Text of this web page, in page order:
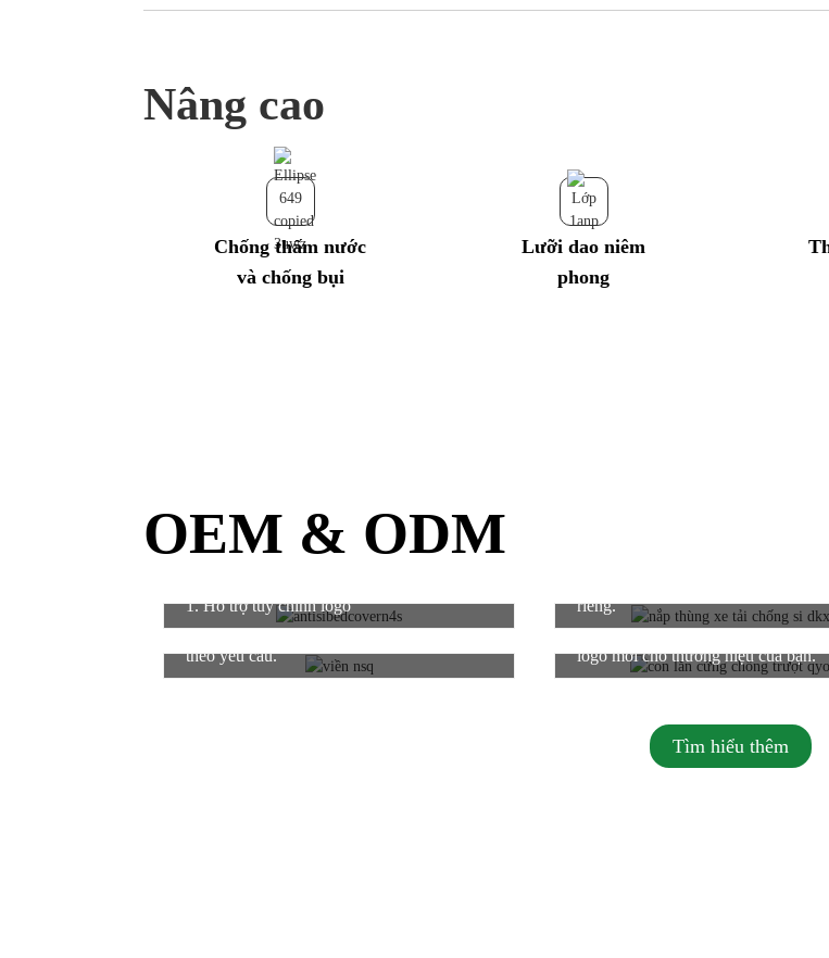
Nâng cao
Chống thấm nước
và chống bụi
Lưỡi dao niêm
phong
OEM & ODM
1. Hỗ trợ tùy chỉnh logo
riêng.
theo yêu cầu.
logo mới cho thương hiệu của bạn.
Tìm hiểu thêm